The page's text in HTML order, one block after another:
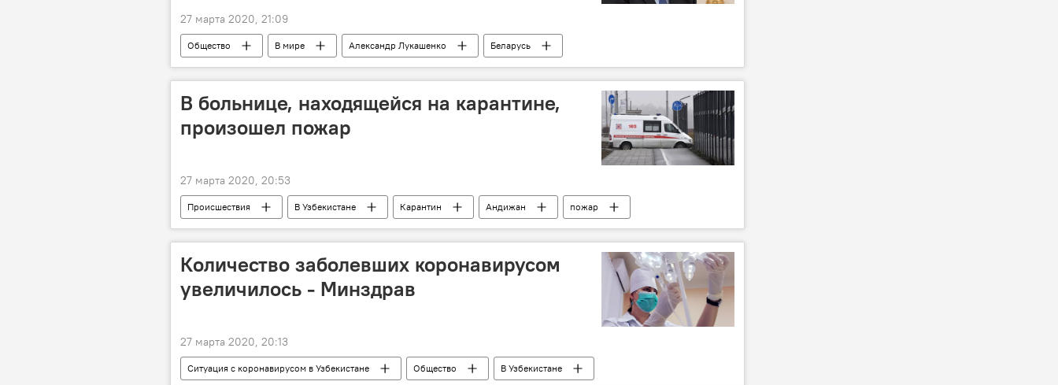
27 марта 2020, 21:09
Общество В мире Александр Лукашенко
Беларусь
Коронавирус COVID-19
В больнице, находящейся на карантине,
произошел пожар
27 марта 2020, 20:53
Происшествия В Узбекистане Карантин Андижан
пожар
Министерство здравоохранения Узбекистана
Количество заболевших коронавирусом
увеличилось - Минздрав
27 марта 2020, 20:13
Ситуация с коронавирусом в Узбекистане Общество
В Узбекистане